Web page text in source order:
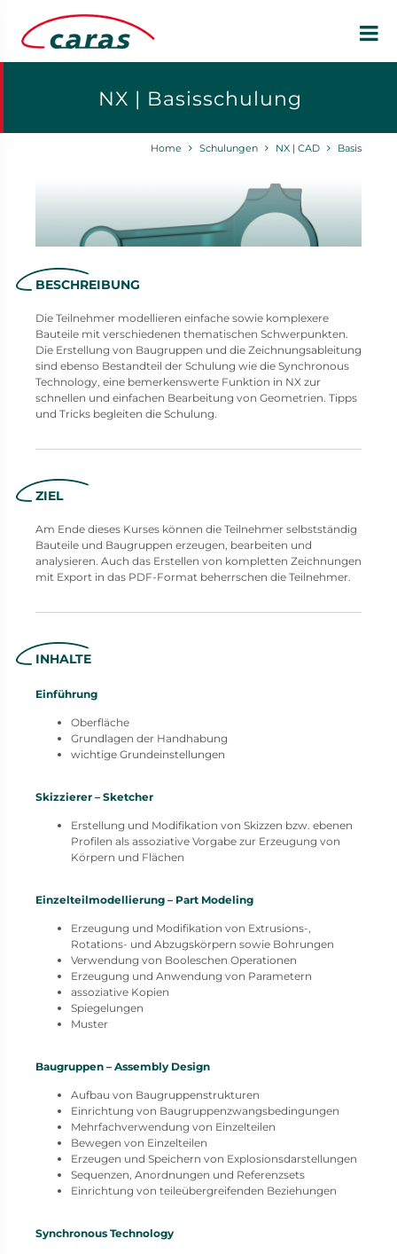
NX | Basisschulung
Home Schulungen NX | CAD Basis
BESCHREIBUNG
Die Teilnehmer modellieren einfache sowie komplexere
Bauteile mit verschiedenen thematischen Schwerpunkten.
Die Erstellung von Baugruppen und die Zeichnungsableitung
sind ebenso Bestandteil der Schulung wie die Synchronous
Technology, eine bemerkenswerte Funktion in NX zur
schnellen und einfachen Bearbeitung von Geometrien. Tipps
und Tricks begleiten die Schulung.
ZIEL
Am Ende dieses Kurses können die Teilnehmer selbstständig
Bauteile und Baugruppen erzeugen, bearbeiten und
analysieren. Auch das Erstellen von kompletten Zeichnungen
mit Export in das PDF-Format beherrschen die Teilnehmer.
INHALTE
Einführung
Oberfläche
Grundlagen der Handhabung
wichtige Grundeinstellungen
Skizzierer – Sketcher
Erstellung und Modifikation von Skizzen bzw. ebenen
Profilen als assoziative Vorgabe zur Erzeugung von
Körpern und Flächen
Einzelteilmodellierung – Part Modeling
Erzeugung und Modifikation von Extrusions-,
Rotations- und Abzugskörpern sowie Bohrungen
Verwendung von Booleschen Operationen
Erzeugung und Anwendung von Parametern
assoziative Kopien
Spiegelungen
Muster
Baugruppen – Assembly Design
Aufbau von Baugruppenstrukturen
Einrichtung von Baugruppenzwangsbedingungen
Mehrfachverwendung von Einzelteilen
Bewegen von Einzelteilen
Erzeugen und Speichern von Explosionsdarstellungen
Sequenzen, Anordnungen und Referenzsets
Einrichtung von teileübergreifenden Beziehungen
Synchronous Technology